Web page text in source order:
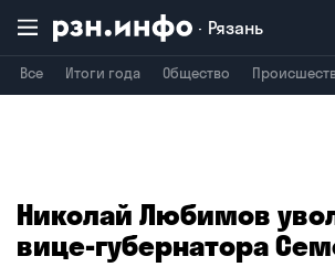
Рязань
Все Итоги года Общество
Воронеж Брянск
Николай Любимов
вице-губернатора